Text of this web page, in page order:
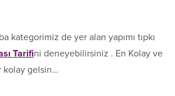
de yer alan yapımı tıpkı
Tarifini deneyebilirsiniz . En Kolay ve
kolay gelsin…